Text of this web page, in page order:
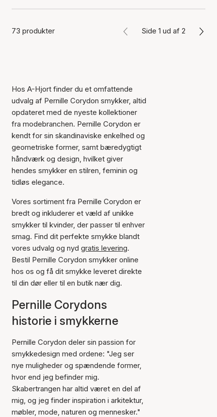
73 produkter Side 1 ud af 2
Hos A-Hjort finder du et omfattende
udvalg af Pernille Corydon smykker, altid
opdateret med de nyeste kollektioner
fra modebranchen. Pernille Corydon er
kendt for sin skandinaviske enkelhed og
geometriske former, samt bæredygtigt
håndværk og design, hvilket giver
hendes smykker en stilren, feminin og
tidløs elegance.
Vores sortiment fra Pernille Corydon er
bredt og inkluderer et væld af unikke
smykker til kvinder, der passer til enhver
smag. Find dit perfekte smykke blandt
vores udvalg og nyd gratis levering.
Bestil Pernille Corydon smykker online
hos os og få dit smykke leveret direkte
til din dør eller til en butik nær dig.
Pernille Corydons
historie i smykkerne
Pernille Corydon deler sin passion for
smykkedesign med ordene: "Jeg ser
nye muligheder og spændende former,
hvor end jeg befinder mig.
Skabertrangen har altid været en del af
mig, og jeg finder inspiration i arkitektur,
møbler, mode, naturen og mennesker."